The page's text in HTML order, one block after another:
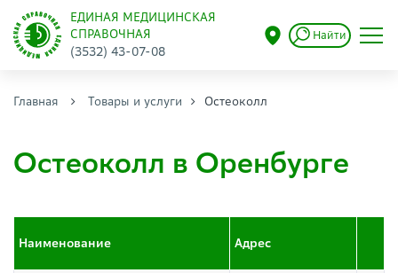
ЕДИНАЯ МЕДИЦИНСКАЯ
СПРАВОЧНАЯ
(3532) 43-07-08
Найти
Главная Товары и услуги Остеоколл
Остеоколл в Оренбурге
Наименование Адрес